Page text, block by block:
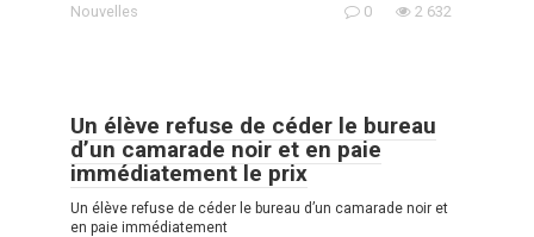
Nouvelles 0 2 632
Un élève refuse de céder le bureau
d’un camarade noir et en paie
immédiatement le prix
Un élève refuse de céder le bureau d’un camarade noir et
en paie immédiatement